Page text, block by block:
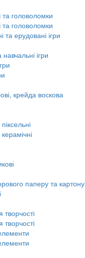
та головоломки
та головоломки
та ерудовані ігри
ігри
крейда воскова
паперу та картону